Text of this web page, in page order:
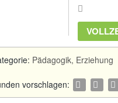
Pädagogik, Erziehung
vorschlagen: